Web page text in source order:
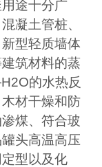
途十分广
凝土管桩、
型轻质墙体
筑材料的蒸
的水热反
材干燥和防
煤、符合玻
头高温高压
型以及化